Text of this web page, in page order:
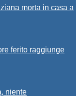
morta in casa a
ferito raggiunge
niente